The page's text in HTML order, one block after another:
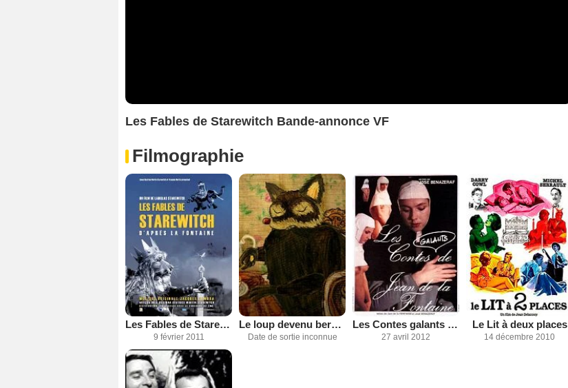
Les Fables de Starewitch Bande-annonce VF
Filmographie
Les Fables de Starewitch
9 février 2011
Le loup devenu berger
Date de sortie inconnue
Les Contes galants de La Fontaine
27 avril 2012
Le Lit à deux places
14 décembre 2010